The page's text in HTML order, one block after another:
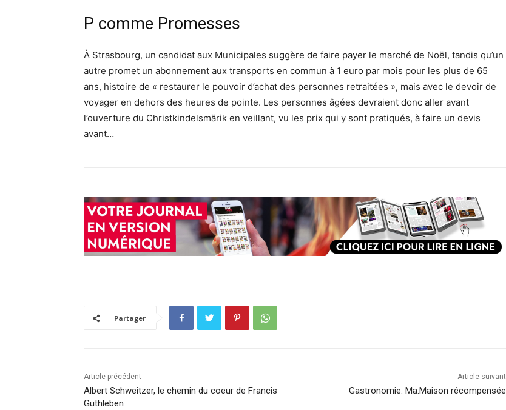
P comme Promesses
À Strasbourg, un candidat aux Municipales suggère de faire payer le marché de Noël, tandis qu’un
autre promet un abonnement aux transports en commun à 1 euro par mois pour les plus de 65
ans, histoire de « restaurer le pouvoir d’achat des personnes retraitées », mais avec le devoir de
voyager en dehors des heures de pointe. Les personnes âgées devraient donc aller avant
l’ouverture du Christkindelsmärik en veillant, vu les prix qui y sont pratiqués, à faire un devis
avant…
Partager
Article précédent
Albert Schweitzer, le chemin du coeur de Francis
Guthleben
Article suivant
Gastronomie. Ma.Maison récompensée